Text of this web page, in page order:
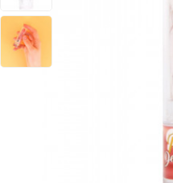
Rouge à Lèvres